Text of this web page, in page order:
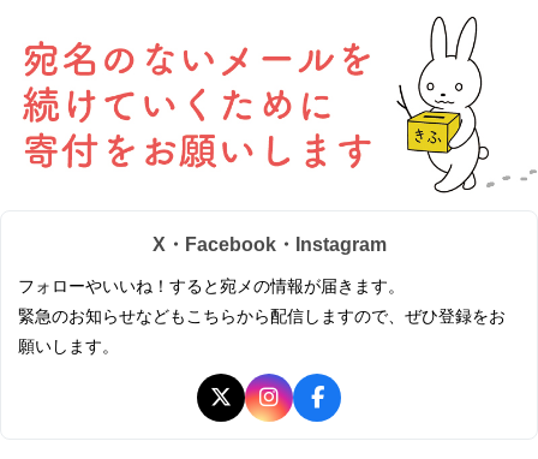
X・Facebook・Instagram
フォローやいいね！すると宛メの情報が届きます。
緊急のお知らせなどもこちらから配信しますので、ぜひ登録をお
願いします。